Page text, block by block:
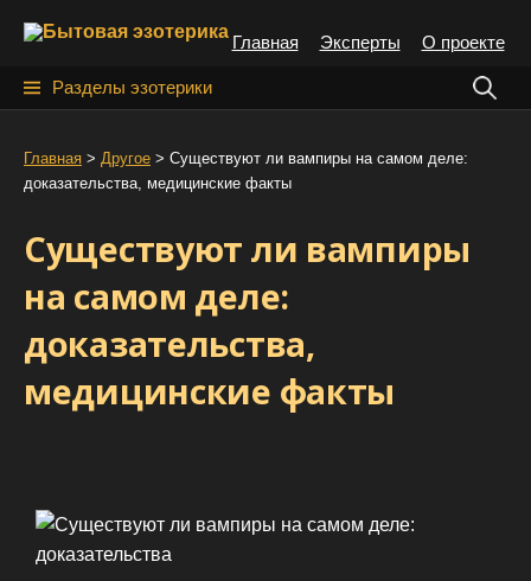
Главная Эксперты О проекте
Разделы эзотерики
Н
:
Главная > Другое > Cуществуют ли вампиры на самом деле:
доказательства, медицинские факты
Cуществуют ли вампиры
на самом деле:
доказательства,
медицинские факты